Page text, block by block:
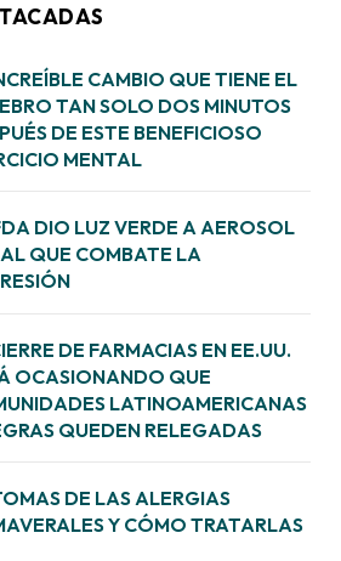
CAMBIO QUE TIENE EL
TAN SOLO DOS MINUTOS
DE ESTE BENEFICIOSO
MENTAL
DIO LUZ VERDE A AEROSOL
QUE COMBATE LA
DE FARMACIAS EN EE.UU.
OCASIONANDO QUE
LATINOAMERICANAS
QUEDEN RELEGADAS
DE LAS ALERGIAS
Y CÓMO TRATARLAS